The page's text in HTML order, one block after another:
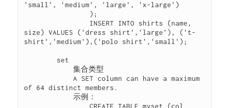
'small', 'medium', 'large', 'x-large')
size) VALUES ('dress shirt','large'), ('t-
shirt','medium'),('polo shirt','small');
            集合类型
            A SET column can have a maximum
of 64 distinct members.
                CREATE TABLE myset (col